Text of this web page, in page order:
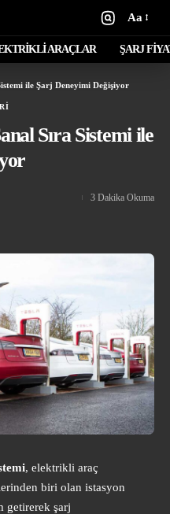
Aa
ARAÇLAR ŞARJ
ile Şarj Deneyimi Değişiyor
Sıra Sistemi ile
3 Dakika Okuma
, elektrikli araç
biri olan istasyon
getirerek şarj